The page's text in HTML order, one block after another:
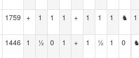
1759 + 1 1 1 + 1 1 1 ♞ 1
1446 1 ½ 0 1 + 1 ½ 1 0